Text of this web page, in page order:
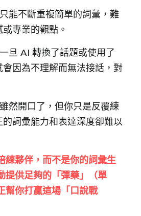
只能不斷重複簡單的詞彙，難
專業的觀點。
一旦 AI 轉換了話題或使用了
因為不理解而無法接話，對
雖然開口了，但你只是反覆練
詞彙能力和表達深度卻難以
練夥伴，而不是你的詞彙生
提供足夠的「彈藥」（單
幫你打贏這場「口說戰